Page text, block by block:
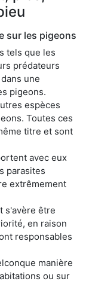
sur les pigeons
tels que les
prédateurs
une
pigeons.
espèces
Toutes ces
titre et sont
avec eux
parasites
extrêmement
s'avère être
en raison
responsables
manière
ou sur